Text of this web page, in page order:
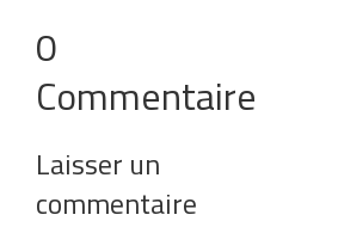
0
Commentaire
Laisser un
commentaire